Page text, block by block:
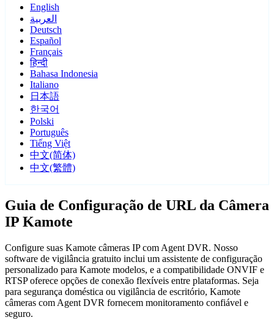
English
العربية
Deutsch
Español
Français
हिन्दी
Bahasa Indonesia
Italiano
日本語
한국어
Polski
Português
Tiếng Việt
中文(简体)
中文(繁體)
Guia de Configuração de URL da Câmera
IP Kamote
Configure suas Kamote câmeras IP com Agent DVR. Nosso
software de vigilância gratuito inclui um assistente de configuração
personalizado para Kamote modelos, e a compatibilidade ONVIF e
RTSP oferece opções de conexão flexíveis entre plataformas. Seja
para segurança doméstica ou vigilância de escritório, Kamote
câmeras com Agent DVR fornecem monitoramento confiável e
seguro.